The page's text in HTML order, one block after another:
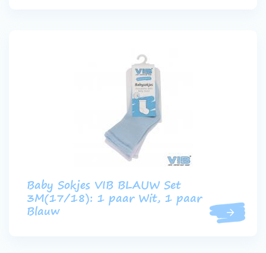
Baby Sokjes VIB BLAUW Set
3M(17/18): 1 paar Wit, 1 paar
Blauw